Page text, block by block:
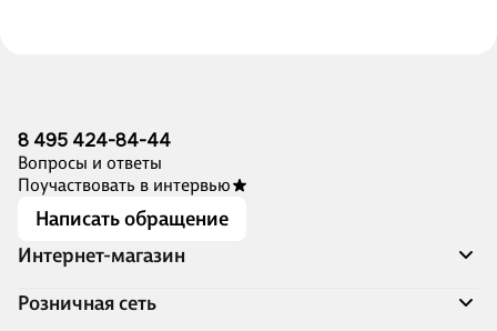
8 495 424-84-44
Вопросы и ответы
Поучаствовать в интервью
Написать обращение
Интернет-магазин
Акции
Розничная сеть